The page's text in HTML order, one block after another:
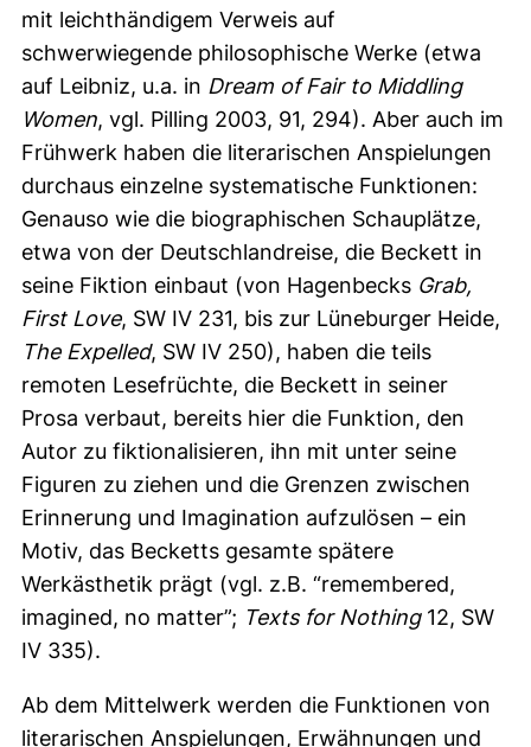
mit leichthändigem Verweis auf
schwerwiegende philosophische Werke (etwa
auf Leibniz, u.a. in Dream of Fair to Middling
Women, vgl. Pilling 2003, 91, 294). Aber auch im
Frühwerk haben die literarischen Anspielungen
durchaus einzelne systematische Funktionen:
Genauso wie die biographischen Schauplätze,
etwa von der Deutschlandreise, die Beckett in
seine Fiktion einbaut (von Hagenbecks Grab,
First Love, SW IV 231, bis zur Lüneburger Heide,
The Expelled, SW IV 250), haben die teils
remoten Lesefrüchte, die Beckett in seiner
Prosa verbaut, bereits hier die Funktion, den
Autor zu fiktionalisieren, ihn mit unter seine
Figuren zu ziehen und die Grenzen zwischen
Erinnerung und Imagination aufzulösen – ein
Motiv, das Becketts gesamte spätere
Werkästhetik prägt (vgl. z.B. “remembered,
imagined, no matter”; Texts for Nothing12, SW
IV 335).
Ab dem Mittelwerk werden die Funktionen von
literarischen Anspielungen, Erwähnungen und